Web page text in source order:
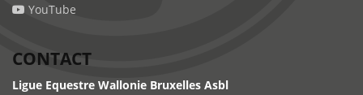
YouTube
CONTACT
Ligue Equestre Wallonie Bruxelles Asbl